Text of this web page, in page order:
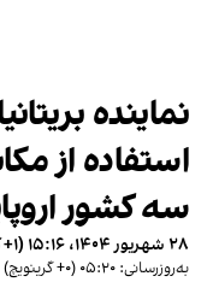
نماینده
استفاده از
سه کشور
۲۸ شهریور ۱۴۰۴، ۱۵:۱۶ (‎+۱ گرینویچ)
به‌روزرسانی: ۰۵:۲۰ (‎+۰ گرینویچ)